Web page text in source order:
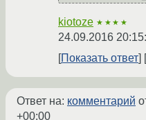
kiotoze ★★★★
24.09.2016
Показать ответ
Ответ на: комментарий
+00:00